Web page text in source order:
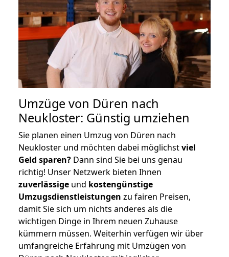
Umzüge von Düren nach
Neukloster: Günstig umziehen
Sie planen einen Umzug von Düren nach
Neukloster und möchten dabei möglichstviel
Geld sparen? Dann sind Sie bei uns genau
richtig! Unser Netzwerk bieten Ihnen
zuverlässige und kostengünstige
Umzugsdienstleistungen zu fairen Preisen,
damit Sie sich um nichts anderes als die
wichtigen Dinge in Ihrem neuen Zuhause
kümmern müssen. Weiterhin verfügen wir über
umfangreiche Erfahrung mit Umzügen von